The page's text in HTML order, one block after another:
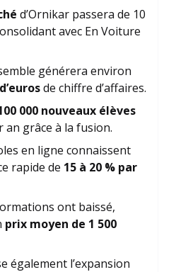
d’Ornikar passera de 10
avec En Voiture
générera environ
de chiffre d’affaires.
000 nouveaux élèves
an grâce à la fusion.
en ligne connaissent
rapide de 15 à 20 % par
ont baissé,
prix moyen de 1 500
également l’expansion